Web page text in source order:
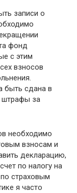
записи о
фонд
с этим
взносов
быть сдана в
штрафы за
необходимо
взносам и
декларацию,
по налогу на
страховым
я часто